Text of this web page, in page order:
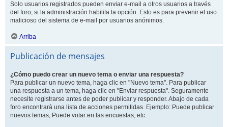
Solo usuarios registrados pueden enviar e-mail a otros usuarios a través
del foro, si la administración habilita la opción. Esto es para prevenir el uso
malicioso del sistema de e-mail por usuarios anónimos.
Arriba
Publicación de mensajes
¿Cómo puedo crear un nuevo tema o enviar una respuesta?
Para publicar un nuevo tema, haga clic en "Nuevo tema". Para publicar
una respuesta a un tema, haga clic en "Enviar respuesta". Seguramente
necesite registrarse antes de poder publicar y responder. Abajo de cada
foro encontrará una lista de acciones permitidas. Ejemplo: Puede publicar
nuevos temas, Puede votar en las encuestas, etc.